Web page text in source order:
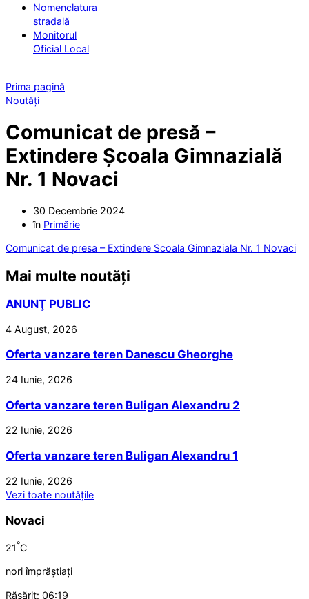
Nomenclatura
stradală
Monitorul
Oficial Local
Prima pagină
Noutăți
Comunicat de presă –
Extindere Școala Gimnazială
Nr. 1 Novaci
30 Decembrie 2024
în Primărie
Comunicat de presa – Extindere Scoala Gimnaziala Nr. 1 Novaci
Mai multe noutăți
ANUNŢ PUBLIC
4 August, 2026
Oferta vanzare teren Danescu Gheorghe
24 Iunie, 2026
Oferta vanzare teren Buligan Alexandru 2
22 Iunie, 2026
Oferta vanzare teren Buligan Alexandru 1
22 Iunie, 2026
Vezi toate noutățile
Novaci
21°C
nori împrăștiați
Răsărit: 06:19